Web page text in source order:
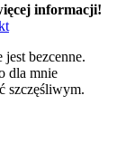
informacji!
bezcenne.
dla mnie
szczęśliwym.